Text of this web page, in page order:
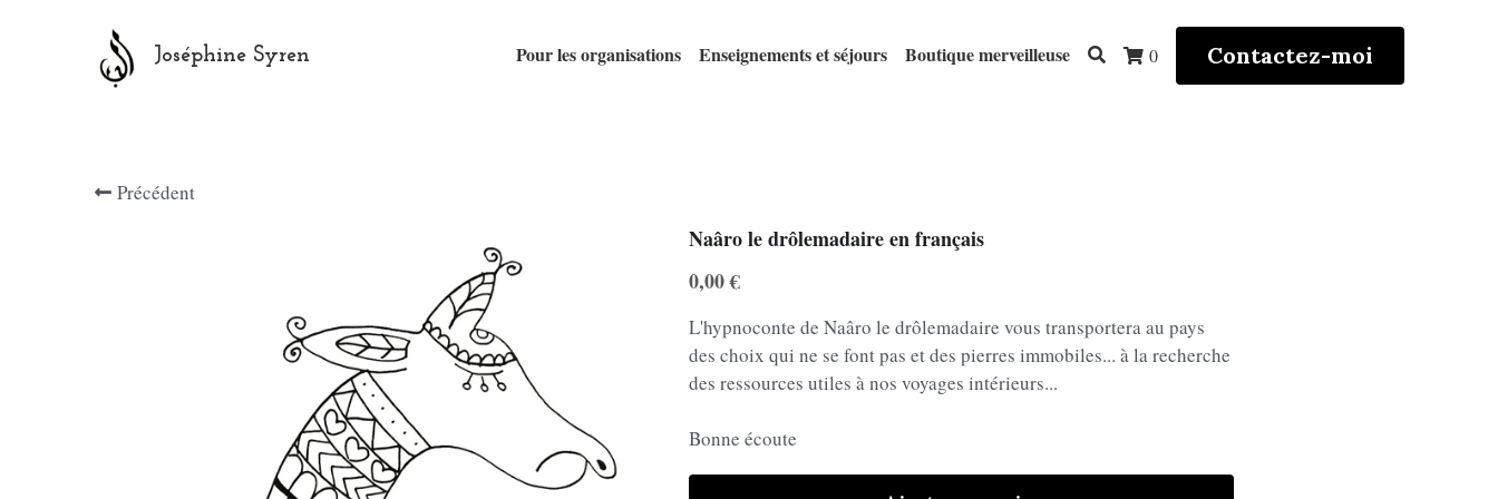
Joséphine Syren Pour les organisations Enseignements et séjours Boutique merveilleuse 0 Contactez-moi
Précédent
Naâro le drôlemadaire en français
0,00 €
L'hypnoconte de Naâro le drôlemadaire vous transportera au pays
des choix qui ne se font pas et des pierres immobiles... à la recherche
des ressources utiles à nos voyages intérieurs...
Bonne écoute